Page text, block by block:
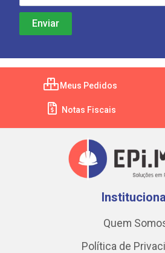
Meus Pedidos
Notas Fiscais
Quem
Política de